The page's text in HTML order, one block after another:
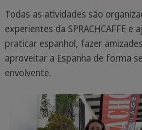
Todas as atividades são
experientes da SPRACHCAFFE e
praticar espanhol, fazer
aproveitar a Espanha de forma
envolvente.